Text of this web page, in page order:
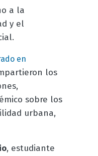
a la
y el
en
los
sobre los
urbana,
, estudiante